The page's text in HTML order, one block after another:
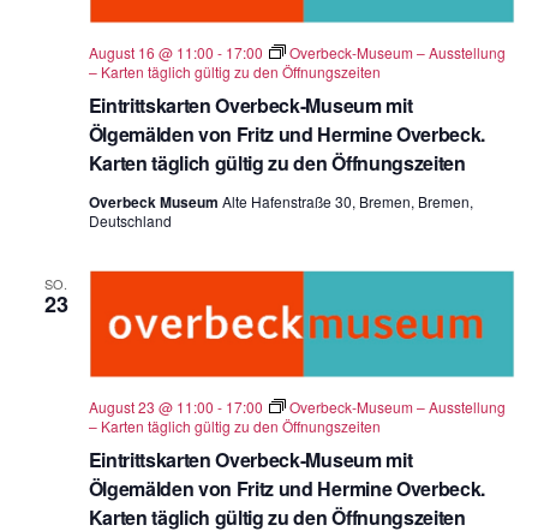
Eintrittskarten Overbeck-Museum mit
Ölgemälden von Fritz und Hermine Overbeck.
Karten täglich gültig zu den Öffnungszeiten
August 16 @ 11:00 - 17:00
Overbeck-Museum – Ausstellung
– Karten täglich gültig zu den Öffnungszeiten
Overbeck Museum Alte Hafenstraße 30, Bremen, Bremen,
Deutschland
SO.
23
Eintrittskarten Overbeck-Museum mit
Ölgemälden von Fritz und Hermine Overbeck.
Karten täglich gültig zu den Öffnungszeiten
August 23 @ 11:00 - 17:00
Overbeck-Museum – Ausstellung
– Karten täglich gültig zu den Öffnungszeiten